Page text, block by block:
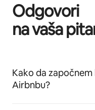
Odgovori
na vaša
Kako da
Airbnbu?